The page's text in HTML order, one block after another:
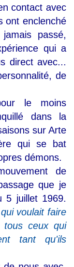
contact avec
ont enclenché
passé,
qui a
direct avec...
de
le moins
dans la
sur Arte
qui se bat
démons.
de
que je
5 juillet 1969.
voulait faire
ceux qui
tant qu'ils